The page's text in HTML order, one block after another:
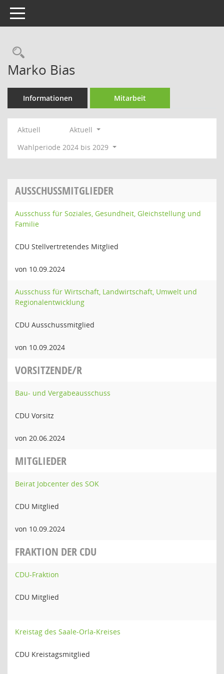
Toggle navigation
Rechercheauswahl
Marko Bias
Informationen Mitarbeit
Aktuell
Aktuell
Wahlperiode 2024 bis 2029
AUSSCHUSSMITGLIEDER
Ausschuss für Soziales, Gesundheit, Gleichstellung und
Familie
CDU Stellvertretendes Mitglied
von 10.09.2024
Ausschuss für Wirtschaft, Landwirtschaft, Umwelt und
Regionalentwicklung
CDU Ausschussmitglied
von 10.09.2024
VORSITZENDE/R
Bau- und Vergabeausschuss
CDU Vorsitz
von 20.06.2024
MITGLIEDER
Beirat Jobcenter des SOK
CDU Mitglied
von 10.09.2024
FRAKTION DER CDU
CDU-Fraktion
CDU Mitglied
Kreistag des Saale-Orla-Kreises
CDU Kreistagsmitglied